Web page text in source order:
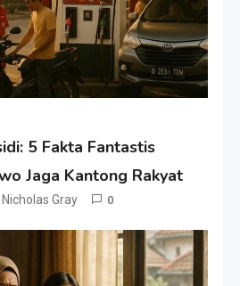
5 Fakta Fantastis
Jaga Kantong Rakyat
Nicholas Gray 0